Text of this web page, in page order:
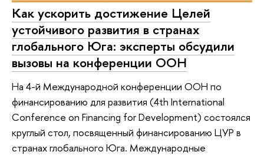
Как ускорить достижение Целей
устойчивого развития в странах
глобального Юга: эксперты обсудили
вызовы на конференции ООН
На 4-й Международной конференции ООН по
финансированию для развития (4th International
Conference on Financing for Development) состоялся
круглый стол, посвященный финансированию ЦУР в
странах глобального Юга. Международные